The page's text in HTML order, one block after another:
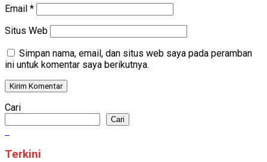
Email *
Situs Web
Simpan nama, email, dan situs web saya pada peramban
ini untuk komentar saya berikutnya.
Cari
Cari
Terkini